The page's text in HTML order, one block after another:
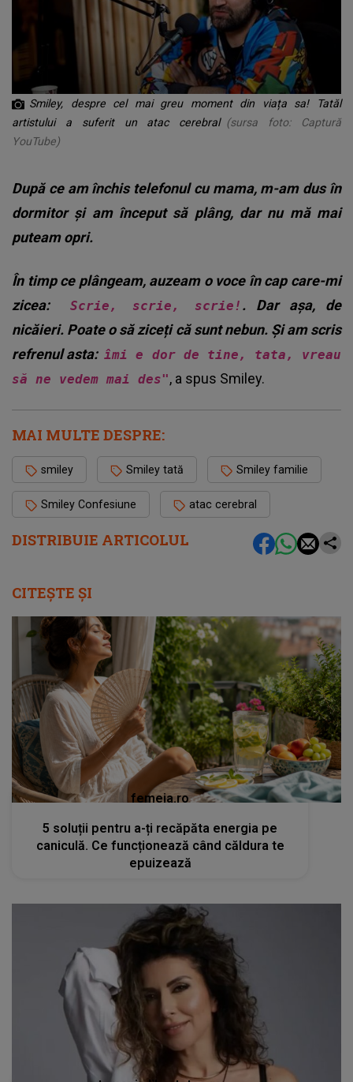
DISTRIBUIE ARTICOLUL
Smiley, despre cel mai greu moment din viața sa! Tatăl
artistului a suferit un atac cerebral (sursa foto: Captură
YouTube)
După ce am închis telefonul cu mama, m-am dus în
dormitor și am început să plâng, dar nu mă mai
puteam opri.
În timp ce plângeam, auzeam o voce în cap care-mi
zicea: Scrie, scrie, scrie! . Dar așa, de
nicăieri. Poate o să ziceți că sunt nebun. Și am scris
refrenul asta:îmi e dor de tine, tata, vreau
să ne vedem mai des", a spus Smiley.
MAI MULTE DESPRE:
smiley Smiley tată Smiley familie
Smiley Confesiune atac cerebral
CITEȘTE ȘI
femeia.ro
5 soluții pentru a-ți recăpăta energia pe
caniculă. Ce funcționează când căldura te
epuizează